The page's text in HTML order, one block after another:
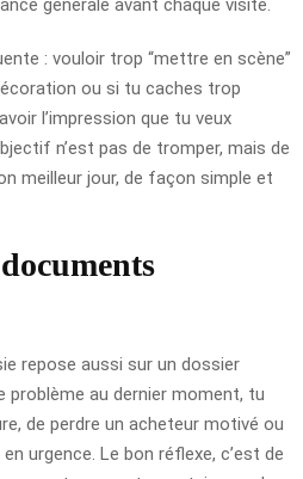
: vouloir trop “mettre en scène”
ou si tu caches trop
l’impression que tu veux
n’est pas de tromper, mais de
meilleur jour, de façon simple et
repose aussi sur un dossier
au dernier moment, tu
de perdre un acheteur motivé ou
urgence. Le bon réflexe, c’est de